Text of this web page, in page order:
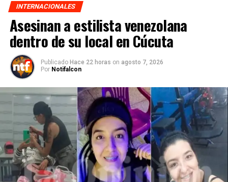
INTERNACIONALES
Asesinan a estilista venezolana
dentro de su local en Cúcuta
Publicado Hace 22 horas on agosto 7, 2026
Por Notifalcon